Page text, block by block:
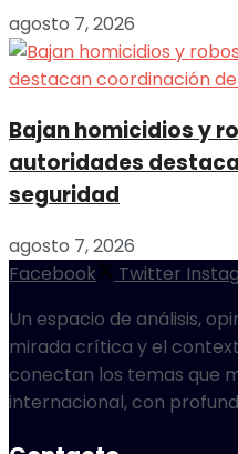
agosto 7, 2026
Bajan homicidios y
autoridades
seguridad
agosto 7, 2026
Facebook
Twitter
Un espacio de análisis,
mirada crítica y el
conectan los temas que
internacional, con